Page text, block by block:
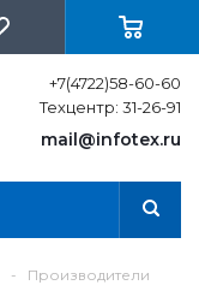
+7(4722)58-60-60
Техцентр: 31-26-91
mail@infotex.ru
- Производители